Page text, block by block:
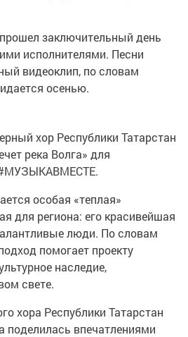
заключительный день
исполнителями. Песни
видеоклип, по словам
осенью.
хор Республики Татарстан
река Волга» для
#МУЗЫКАВМЕСТЕ.
особая «теплая»
для региона: его красивейшая
люди. По словам
помогает проекту
наследие,
свете.
хора Республики Татарстан
впечатлениями